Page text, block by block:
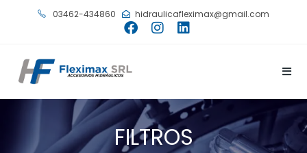
03462-434860 hidraulicafleximax@gmail.com
FILTROS